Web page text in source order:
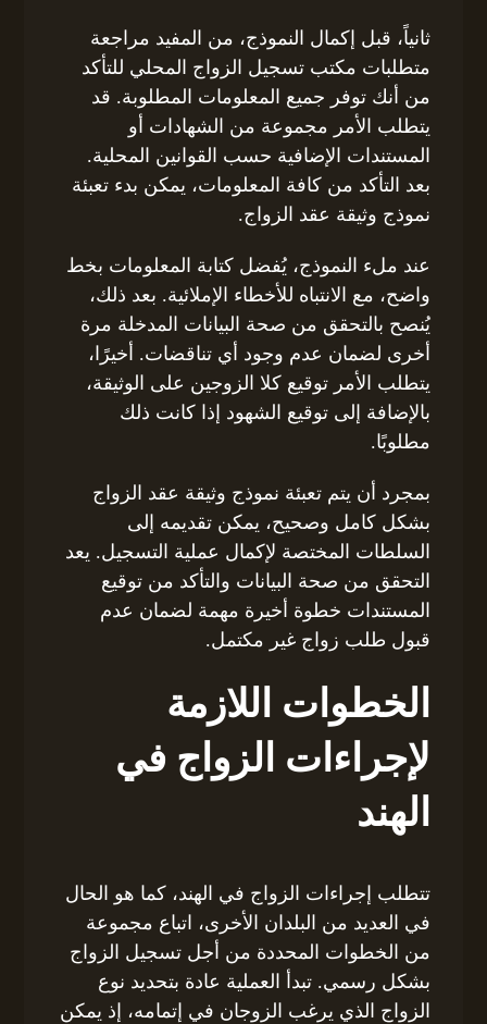
ثانياً، قبل إكمال النموذج، من المفيد مراجعة
متطلبات مكتب تسجيل الزواج المحلي للتأكد
من أنك توفر جميع المعلومات المطلوبة. قد
يتطلب الأمر مجموعة من الشهادات أو
المستندات الإضافية حسب القوانين المحلية.
بعد التأكد من كافة المعلومات، يمكن بدء تعبئة
نموذج وثيقة عقد الزواج.
عند ملء النموذج، يُفضل كتابة المعلومات بخط
واضح، مع الانتباه للأخطاء الإملائية. بعد ذلك،
يُنصح بالتحقق من صحة البيانات المدخلة مرة
أخرى لضمان عدم وجود أي تناقضات. أخيرًا،
يتطلب الأمر توقيع كلا الزوجين على الوثيقة،
بالإضافة إلى توقيع الشهود إذا كانت ذلك
مطلوبًا.
بمجرد أن يتم تعبئة نموذج وثيقة عقد الزواج
بشكل كامل وصحيح، يمكن تقديمه إلى
السلطات المختصة لإكمال عملية التسجيل. يعد
التحقق من صحة البيانات والتأكد من توقيع
المستندات خطوة أخيرة مهمة لضمان عدم
قبول طلب زواج غير مكتمل.
الخطوات اللازمة
لإجراءات الزواج في
الهند
تتطلب إجراءات الزواج في الهند، كما هو الحال
في العديد من البلدان الأخرى، اتباع مجموعة
من الخطوات المحددة من أجل تسجيل الزواج
بشكل رسمي. تبدأ العملية عادة بتحديد نوع
الزواج الذي يرغب الزوجان في إتمامه، إذ يمكن